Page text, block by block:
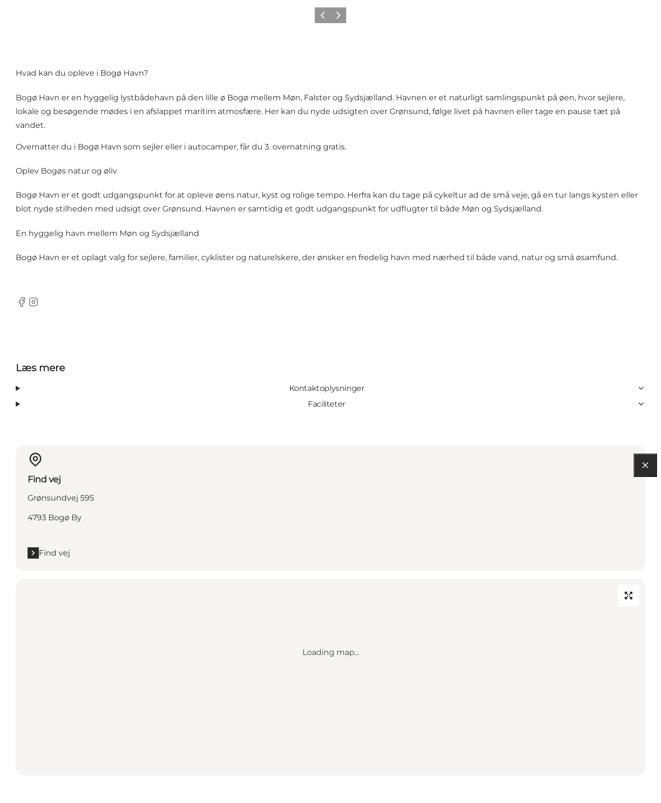
ForrigeNæste
Hvad kan du opleve i Bogø Havn?
Bogø Havn er en hyggelig lystbådehavn på den lille ø Bogø mellem Møn, Falster og Sydsjælland. Havnen er et naturligt samlingspunkt på øen, hvor sejlere,
lokale og besøgende mødes i en afslappet maritim atmosfære. Her kan du nyde udsigten over Grønsund, følge livet på havnen eller tage en pause tæt på
vandet.
Overnatter du i Bogø Havn som sejler eller i autocamper, får du 3. overnatning gratis.
Oplev Bogøs natur og øliv
Bogø Havn er et godt udgangspunkt for at opleve øens natur, kyst og rolige tempo. Herfra kan du tage på cykeltur ad de små veje, gå en tur langs kysten eller
blot nyde stilheden med udsigt over Grønsund. Havnen er samtidig et godt udgangspunkt for udflugter til både Møn og Sydsjælland.
En hyggelig havn mellem Møn og Sydsjælland
Bogø Havn er et oplagt valg for sejlere, familier, cyklister og naturelskere, der ønsker en fredelig havn med nærhed til både vand, natur og små øsamfund.
Facebook
Instagram
Læs mere
Kontaktoplysninger
Faciliteter
Find vej
Grønsundvej 595
4793 Bogø By
Find vej
Loading map...